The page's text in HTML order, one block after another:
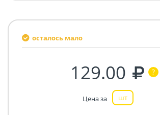
осталось мало
129.00
Цена за шт